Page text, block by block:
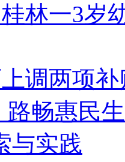
林一3岁
调两项
路畅惠民
与实践